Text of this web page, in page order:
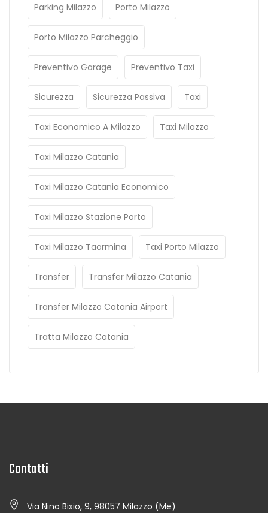
Parking Milazzo Porto Milazzo
Porto Milazzo Parcheggio
Preventivo Garage Preventivo Taxi
Sicurezza Sicurezza Passiva Taxi
Taxi Economico A Milazzo Taxi Milazzo
Taxi Milazzo Catania
Taxi Milazzo Catania Economico
Taxi Milazzo Stazione Porto
Taxi Milazzo Taormina Taxi Porto Milazzo
Transfer Transfer Milazzo Catania
Transfer Milazzo Catania Airport
Tratta Milazzo Catania
Contatti
Via Nino Bixio, 9, 98057 Milazzo (Me)